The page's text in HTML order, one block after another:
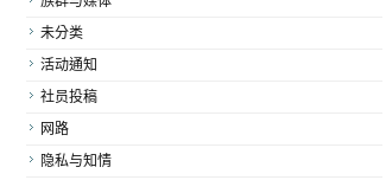
未分类
活动通知
社员投稿
网路
隐私与知情